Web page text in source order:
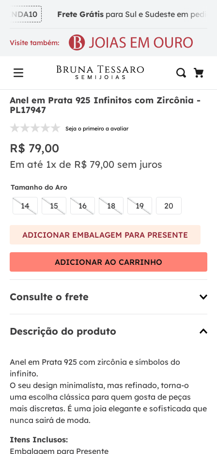
Frete Grátispara Sul e Sudeste em pedidos
Visite também:
Anel em Prata 925 Infinitos com Zircônia -
PL17947
Seja o primeiro a avaliar
R$ 79,00
Em até 1x de R$ 79,00 sem juros
Tamanho do Aro
14 15 16 18 19 20
ADICIONAR EMBALAGEM PARA PRESENTE
ADICIONAR AO CARRINHO
Consulte o frete
Descrição do produto
Anel em Prata 925 com zircônia e símbolos do
infinito.
O seu design minimalista, mas refinado, torna-o
uma escolha clássica para quem gosta de peças
mais discretas. É uma joia elegante e sofisticada que
nunca sairá de moda.
Itens Inclusos:
Embalagem para Presente